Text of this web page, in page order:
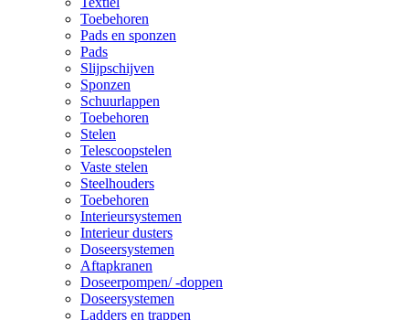
Toebehoren
Pads en sponzen
Pads
Slijpschijven
Sponzen
Schuurlappen
Toebehoren
Stelen
Telescoopstelen
Vaste stelen
Steelhouders
Toebehoren
Interieursystemen
Interieur dusters
Doseersystemen
Aftapkranen
Doseerpompen/ -doppen
Doseersystemen
Ladders en trappen